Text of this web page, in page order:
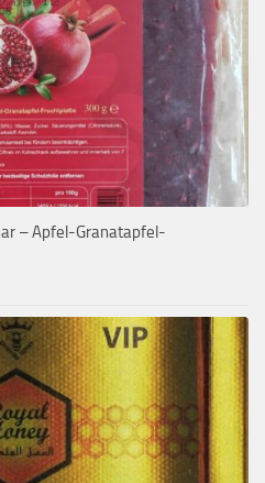
– Apfel-Granatapfel-